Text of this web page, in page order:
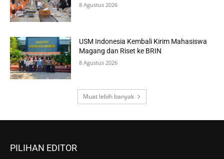
8 Agustus 2026
USM Indonesia Kembali Kirim Mahasiswa
Magang dan Riset ke BRIN
8 Agustus 2026
Muat lebih banyak
PILIHAN EDITOR